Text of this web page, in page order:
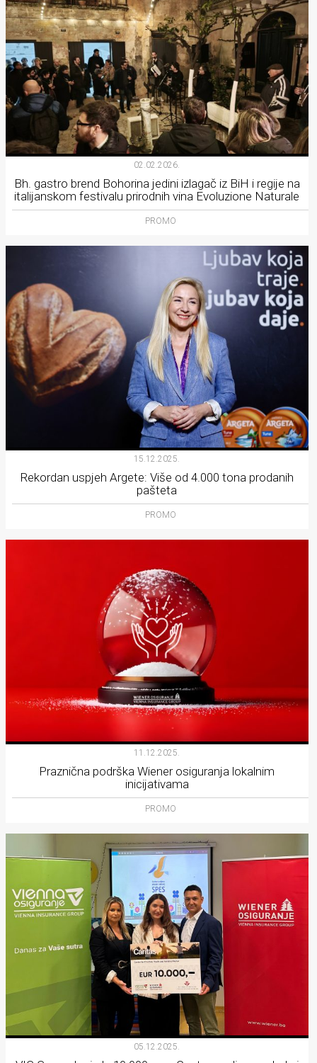
02.02.2026.
Bh. gastro brend Bohorina jedini izlagač iz BiH i regije na
italijanskom festivalu prirodnih vina Evoluzione Naturale
PROMO
15.12.2025.
Rekordan uspjeh Argete: Više od 4.000 tona prodanih
pašteta
PROMO
11.12.2025.
Praznična podrška Wiener osiguranja lokalnim
inicijativama
PROMO
05.12.2025.